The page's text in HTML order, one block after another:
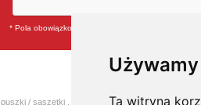
Ta witryna
* Pola obowiązkowe
puszki / saszetki ,karmy weterynaryjne,